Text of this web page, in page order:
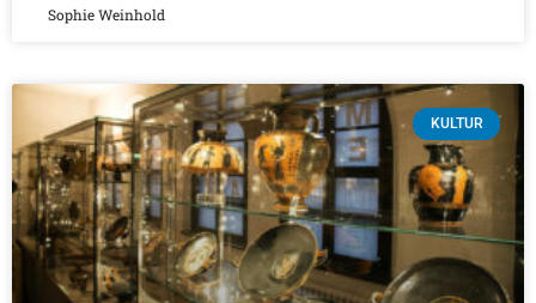
Sophie Weinhold
KULTUR